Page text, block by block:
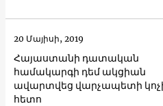
Հայաստանի դատական
համակարգի դեմ ակցիան
ավարտվեց վարչապետի
հետո
20 Մայիսի, 2019